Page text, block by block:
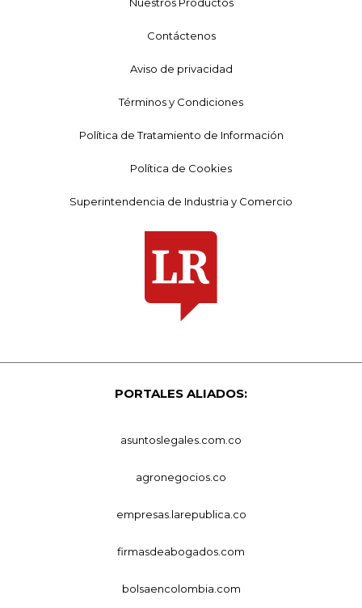
Contáctenos
Aviso de privacidad
Términos y Condiciones
Política de Tratamiento de Información
Política de Cookies
Superintendencia de Industria y Comercio
PORTALES ALIADOS:
asuntoslegales.com.co
agronegocios.co
empresas.larepublica.co
firmasdeabogados.com
bolsaencolombia.com